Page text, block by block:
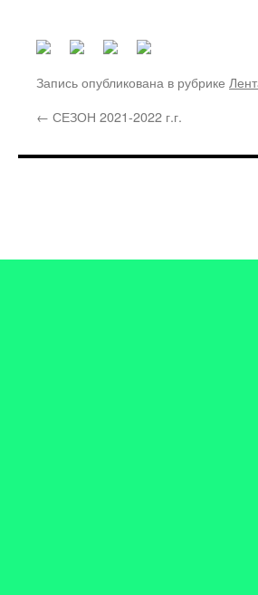
Запись опубликована в рубрике
← СЕЗОН 2021-2022 г.г.